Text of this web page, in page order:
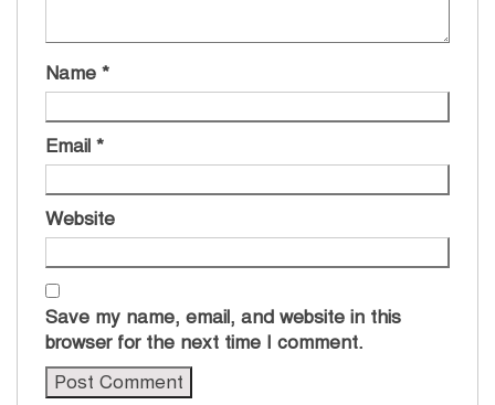
Name *
Email *
Website
Save my name, email, and website in this
browser for the next time I comment.